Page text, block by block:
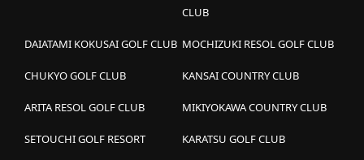
CLUB
DAIATAMI KOKUSAI GOLF CLUB MOCHIZUKI RESOL GOLF CLUB
CHUKYO GOLF CLUB KANSAI COUNTRY CLUB
ARITA RESOL GOLF CLUB MIKIYOKAWA COUNTRY CLUB
SETOUCHI GOLF RESORT KARATSU GOLF CLUB